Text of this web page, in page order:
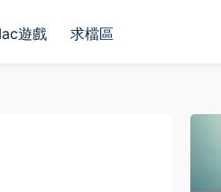
遊戲 求檔區